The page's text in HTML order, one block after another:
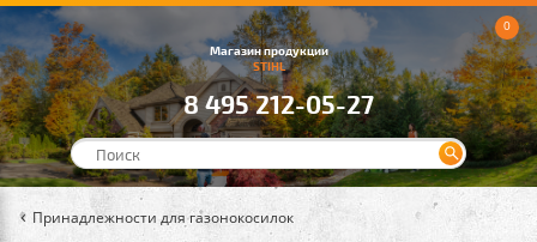
Магазин продукции
STIHL
8 495 212-05-27
0
Принадлежности для газонокосилок